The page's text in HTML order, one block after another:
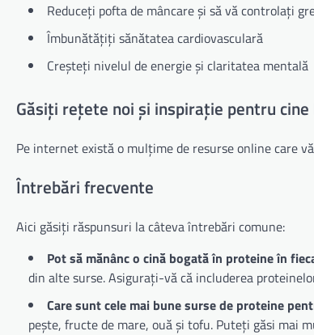
Reduceți pofta de mâncare și să vă controlați
Îmbunătățiți sănătatea cardiovasculară
Creșteți nivelul de energie și claritatea mentală
Găsiți rețete noi și inspirație pentru
Pe internet există o mulțime de resurse online care
Întrebări frecvente
Aici găsiți răspunsuri la câteva întrebări comune:
Pot să mănânc o cină bogată în proteine în
din alte surse. Asigurați-vă că includerea
Care sunt cele mai bune surse de proteine
pește, fructe de mare, ouă și tofu. Puteți găsi mai